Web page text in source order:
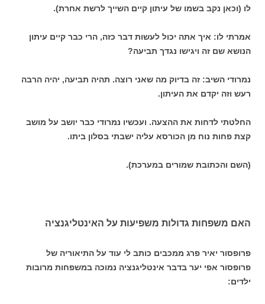
לו (וכאן נקב בשמו של עיתון קיים השייך לרשת אחרת).
אמרתי לו: איך אתה יכול לעשות דבר כזה, הרי כבר קיים עיתון
הנושא שם זה ויגישו נגדך תביעה?
נמרודי השיב: זה בדיוק מה שאני רוצה. תהיה תביעה, יהיה הרבה
רעש וזה יקדם את העיתון.
החלטתי לדחות את ההצעה. ועכשיו נמרודי כבר יושב על מושב
קצת פחות נוח מן הכורסא עליה ישבתי בסלון ביתו.
(השם והכתובת שמורים במערכת).
האם משפחות גדולות משפיעות על האינטליגנציה
פרופסור יאיר פרג ממכבים כותב לי עוד על התיאוריה של
פרופסור אפי יער בדבר אינטליגנציה נמוכה במשפחות מרובות
ילדים: